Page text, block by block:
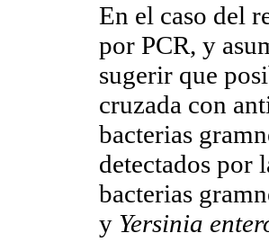
En el caso del
por PCR, y
sugerir que
cruzada con
bacterias
detectados por
bacterias
y Yersinia